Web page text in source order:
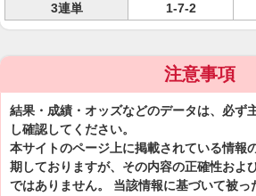
3連単
1-7-2
注意事項
結果・成績・オッズなどのデータは、必ず
し確認してください。
本サイトのページ上に掲載されている情報
期しておりますが、その内容の正確性およ
ではありません。 当該情報に基づいて被っ